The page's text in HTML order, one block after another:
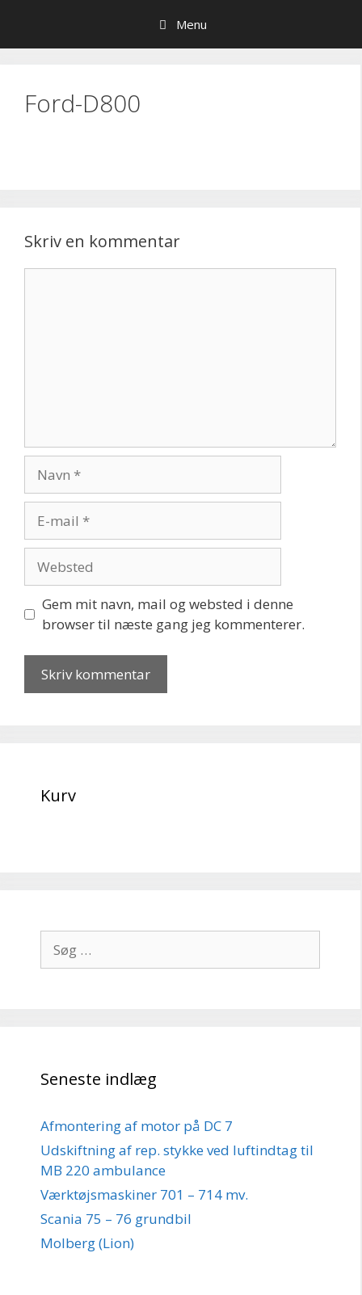
indhold
Menu
Ford-D800
Skriv en kommentar
mail
Gem mit navn, mail og websted i denne
browser til næste gang jeg kommenterer.
Kurv
efter:
Seneste indlæg
Afmontering af motor på DC 7
Udskiftning af rep. stykke ved luftindtag til
MB 220 ambulance
Værktøjsmaskiner 701 – 714 mv.
Scania 75 – 76 grundbil
Molberg (Lion)